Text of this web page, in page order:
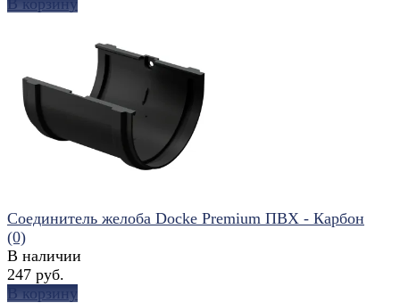
избранное сравнить
Соединитель желоба Docke Premium ПВХ - Карбон
(0)
В наличии
247 руб.
В корзину